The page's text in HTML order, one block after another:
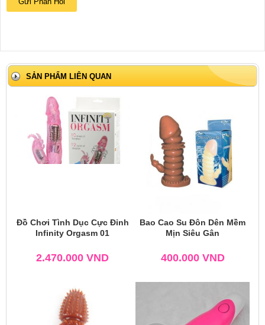
SẢN PHẨM LIÊN QUAN
Đồ Chơi Tình Dục Cực Đỉnh
Infinity Orgasm 01
2.470.000 VND
Bao Cao Su Đôn Dên Mềm
Mịn Siêu Gân
400.000 VND